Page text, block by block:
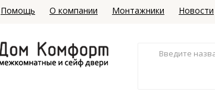
Помощь О компании Монтажники Новости